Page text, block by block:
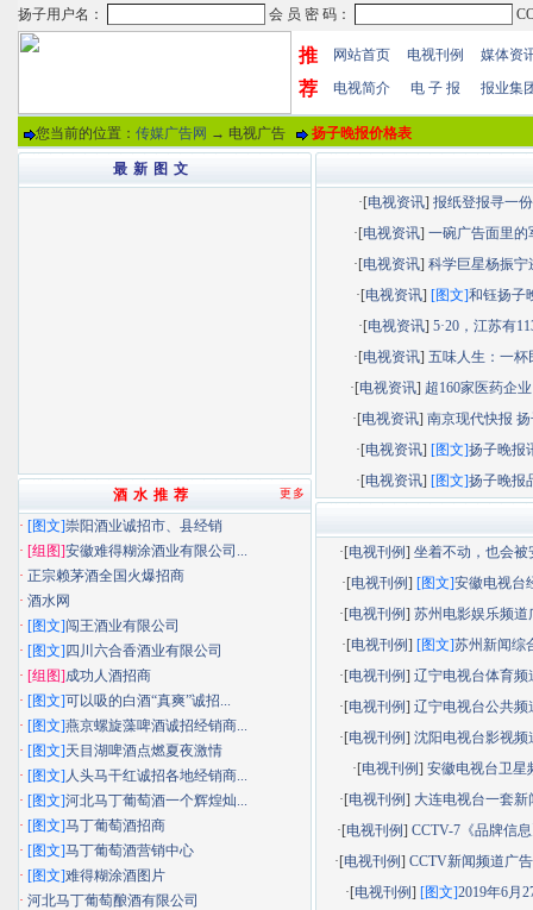
推
荐
网站首页 电视刊例
媒体资
电视简介
电 子 报 报业集
您当前的位置： 传媒广告网 → 电视广告 扬子晚报价格表
·[电视资讯] 报纸登报寻一份
·[电视资讯]一碗广告面里的
·[电视资讯]科学巨星杨振宁
·[电视资讯] [图文]和钰扬子
·[电视资讯]5·20，江苏有
·[电视资讯]五味人生：一杯
·[电视资讯] 超160家医药企
·[电视资讯] 南京现代快报 扬
·[电视资讯] [图文]扬子晚报
·[电视资讯] [图文]扬子晚报
·[电视刊例]坐着不动，也会被
·[电视刊例] [图文]安徽电视台
·[电视刊例]苏州电影娱乐频道
·[电视刊例] [图文]苏州新闻综
·[电视刊例]辽宁电视台体育频
·[电视刊例]辽宁电视台公共频
·[电视刊例]沈阳电视台影视频
·[电视刊例] 安徽电视台卫星
·[电视刊例] 大连电视台一套新
·[电视刊例] CCTV-7《品牌信
·[电视刊例]CCTV新闻频道广
·[电视刊例] [图文]2019年6月
最 新 图 文
更多
酒 水 推 荐
· [图文]崇阳酒业诚招市、县经销
· [组图]安徽难得糊涂酒业有限公司...
· 正宗赖茅酒全国火爆招商
· 酒水网
· [图文]闯王酒业有限公司
· [图文] 四川六合香酒业有限公司
· [组图]成功人酒招商
· [图文]可以吸的白酒“真爽”诚招...
· [图文]燕京螺旋藻啤酒诚招经销商...
· [图文]天目湖啤酒点燃夏夜激情
· [图文] 人头马干红诚招各地经销商...
· [图文]河北马丁葡萄酒一个辉煌灿...
· [图文]马丁葡萄酒招商
· [图文]马丁葡萄酒营销中心
· [图文]难得糊涂酒图片
· 河北马丁葡萄酿酒有限公司